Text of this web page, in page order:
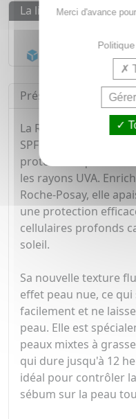
La livraison
Acheminement
Présentation
La Roche-Posay
SPF50+ est une
protectrice qui offre
les rayons UVA.
Roche-Posay, elle
une protection
cellulaires profonds
soleil.
Sa nouvelle texture
effet peau nue, ce
facilement et ne
peau. Elle est
peaux mixtes à
qui dure jusqu'à 12
idéal pour contrôler
sébum sur la peau
Merci d'avance